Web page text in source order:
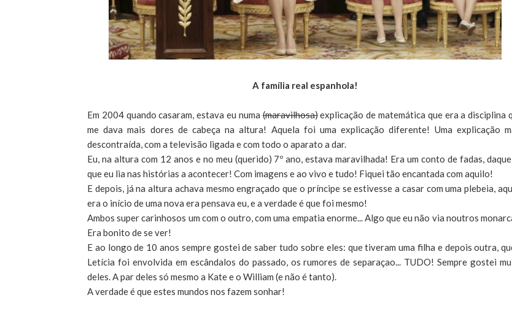
A família real espanhola!
Em 2004 quando casaram, estava eu numa(maravilhosa)explicação de matemática que era a disciplina
me dava mais dores de cabeça na altura! Aquela foi uma explicação diferente! Uma explicação
descontraída, com a televisão ligada e com todo o aparato a dar.
Eu, na altura com 12 anos e no meu (querido) 7º ano, estava maravilhada! Era um conto de fadas,
que eu lia nas histórias a acontecer! Com imagens e ao vivo e tudo! Fiquei tão encantada com aquilo!
E depois, já na altura achava mesmo engraçado que o príncipe se estivesse a casar com uma plebeia,
era o início de uma nova era pensava eu, e a verdade é que foi mesmo!
Ambos super carinhosos um com o outro, com uma empatia enorme... Algo que eu não via noutros
Era bonito de se ver!
E ao longo de 10 anos sempre gostei de saber tudo sobre eles: que tiveram uma filha e depois outra,
Letícia foi envolvida em escândalos do passado, os rumores de separaçao... TUDO! Sempre gostei
deles. A par deles só mesmo a Kate e o William (e não é tanto).
A verdade é que estes mundos nos fazem sonhar!